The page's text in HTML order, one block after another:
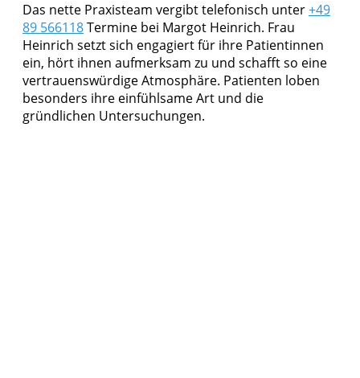
Das nette Praxisteam vergibt telefonisch unter+49
89 566118Termine bei Margot Heinrich. Frau
Heinrich setzt sich engagiert für ihre Patientinnen
ein, hört ihnen aufmerksam zu und schafft so eine
vertrauenswürdige Atmosphäre. Patienten loben
besonders ihre einfühlsame Art und die
gründlichen Untersuchungen.